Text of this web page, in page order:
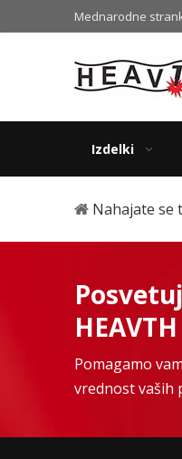
Mednarodne
Izdelki
Nahajate se
HEAVTH
Pomagamo
vrednost vaših